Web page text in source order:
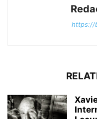
https://